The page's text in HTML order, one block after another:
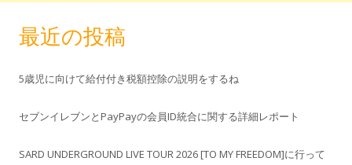
最近の投稿
5歳児に向けて給付付き税額控除の説明をするね
セブンイレブンとPayPayの会員ID統合に関する詳細レポート
SARD UNDERGROUND LIVE TOUR 2026 [TO MY FREEDOM]に行って